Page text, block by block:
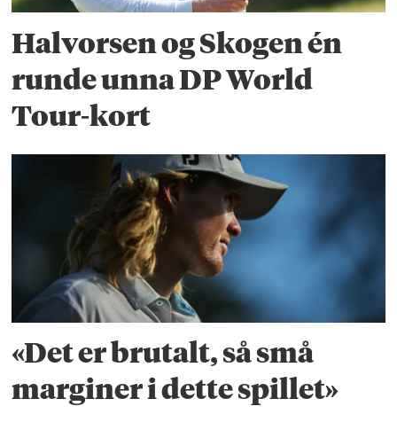
Halvorsen og Skogen én
runde unna DP World
Tour-kort
«Det er brutalt, så små
marginer i dette spillet»